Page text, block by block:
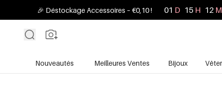
🎉 Déstockage Accessoires – €0,10 ! 01 D 15 H 12 M
Nouveautés Meilleures Ventes Bijoux